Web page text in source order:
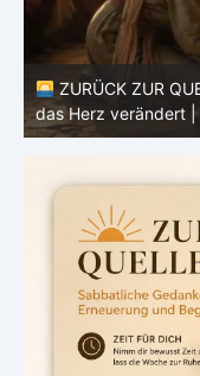
ZURÜCK ZUR
das Herz verändert |